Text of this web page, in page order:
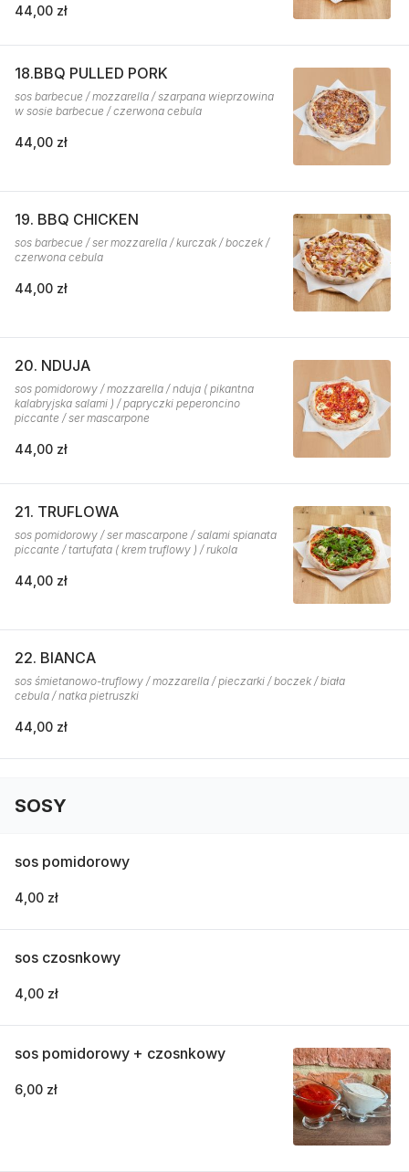
44,00 zł
18.BBQ PULLED PORK
sos barbecue / mozzarella / szarpana wieprzowina
w sosie barbecue / czerwona cebula
44,00 zł
19. BBQ CHICKEN
sos barbecue / ser mozzarella / kurczak / boczek /
czerwona cebula
44,00 zł
20. NDUJA
sos pomidorowy / mozzarella / nduja ( pikantna
kalabryjska salami ) / papryczki peperoncino
piccante / ser mascarpone
44,00 zł
21. TRUFLOWA
sos pomidorowy / ser mascarpone / salami spianata
piccante / tartufata ( krem truflowy ) / rukola
44,00 zł
22. BIANCA
sos śmietanowo-truflowy / mozzarella / pieczarki / boczek / biała
cebula / natka pietruszki
44,00 zł
SOSY
sos pomidorowy
4,00 zł
sos czosnkowy
4,00 zł
sos pomidorowy + czosnkowy
6,00 zł